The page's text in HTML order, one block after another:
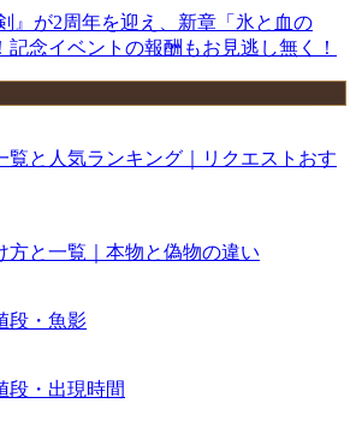
』が2周年を迎え、新章「氷と血の
記念イベントの報酬もお見逃し無く！
覧と人気ランキング｜リクエストおす
方と一覧｜本物と偽物の違い
段・魚影
段・出現時間